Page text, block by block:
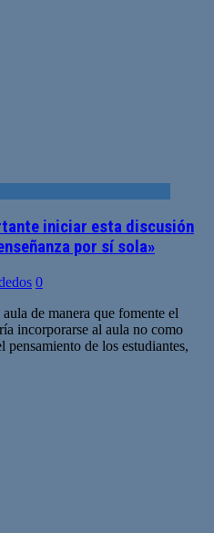
iniciar esta discusión
por sí sola»
0
de manera que fomente el
incorporarse al aula no como
pensamiento de los estudiantes,